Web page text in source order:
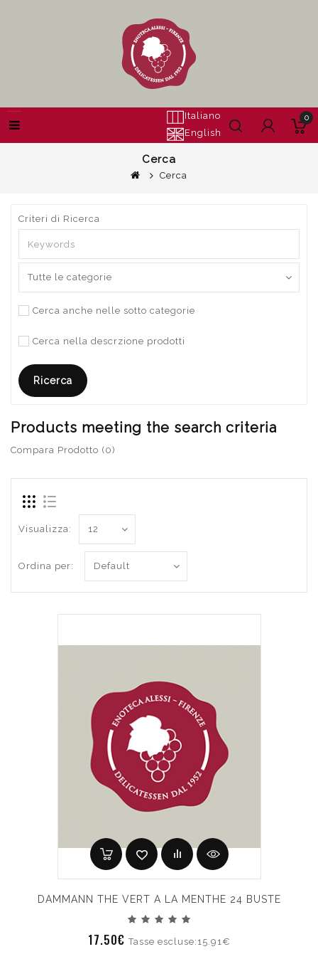
Italiano
English
0
Cerca
Cerca
Criteri di Ricerca
Cerca anche nelle sotto categorie
Cerca nella descrzione prodotti
Products meeting the search criteria
Compara Prodotto (0)
Visualizza:
Ordina per:
DAMMANN THE VERT A LA MENTHE 24 BUSTE
17.50€Tasse escluse:15.91€